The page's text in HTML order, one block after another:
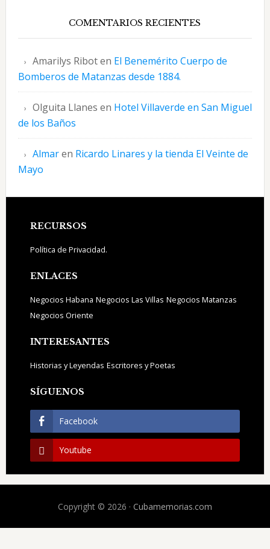
COMENTARIOS RECIENTES
Amarilys Riboten El Benemérito Cuerpo de
Bomberos de Matanzas desde 1884.
Olguita Llanes en Hotel Villaverde en San Miguel
de los Baños
Almaren Ricardo Linares y la tienda El Veinte de
Mayo
Footer
RECURSOS
Política de Privacidad.
ENLACES
Negocios Habana Negocios Las Villas Negocios Matanzas
Negocios Oriente
INTERESANTES
Historias y Leyendas Escritores y Poetas
SÍGUENOS
Facebook
Youtube
Copyright © 2026 · Cubamemorias.com